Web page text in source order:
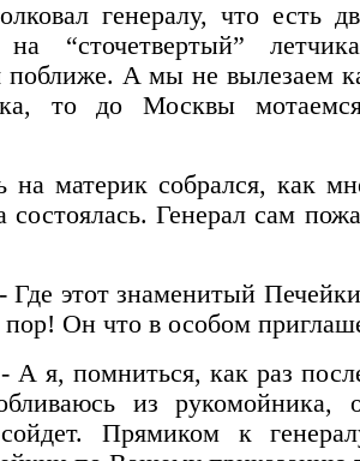
генералу, что есть
на “сточетвертый”
поближе. А мы не вылезаем
то до Москвы
материк собрался, как
состоялась. Генерал сам
Печейкин
Он что в особом
как раз после
из рукомойника,
сойдет. Прямиком к